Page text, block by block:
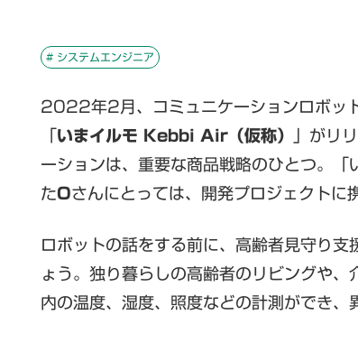
# システムエンジニア
2022年2月、コミュニケーションロボット
いまイルモ Kebbi Air（仮称）
」がリ
ーションは、重要な商品戦略のひとつ。
たOさんにとっては、開発プロジェクトに
ロボットの話をする前に、高齢者見守り支
ょう。独り暮らしの高齢者のリビングや
内の温度、湿度、照度などの計測ができ、